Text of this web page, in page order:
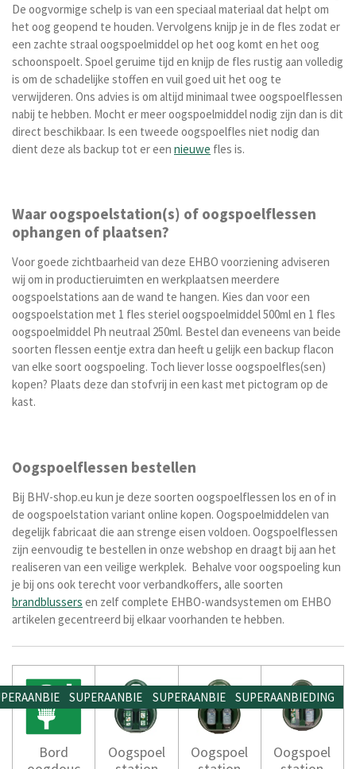
De oogvormige schelp is van een speciaal materiaal dat helpt om
het oog geopend te houden. Vervolgens knijp je in de fles zodat er
een zachte straal oogspoelmiddel op het oog komt en het oog
schoonspoelt. Spoel geruime tijd en knijp de fles rustig aan volledig
is om de schadelijke stoffen en vuil goed uit het oog te
verwijderen. Ons advies is om altijd minimaal twee oogspoelflessen
nabij te hebben. Mocht er meer oogspoelmiddel nodig zijn dan is dit
direct beschikbaar. Is een tweede oogspoelfles niet nodig dan
dient deze als backup tot er een nieuwe fles is.
Waar oogspoelstation(s) of oogspoelflessen
ophangen of plaatsen?
Voor goede zichtbaarheid van deze EHBO voorziening adviseren
wij om in productieruimten en werkplaatsen meerdere
oogspoelstations aan de wand te hangen. Kies dan voor een
oogspoelstation met 1 fles steriel oogspoelmiddel 500ml en 1 fles
oogspoelmiddel Ph neutraal 250ml. Bestel dan eveneens van beide
soorten flessen eentje extra dan heeft u gelijk een backup flacon
van elke soort oogspoeling. Toch liever losse oogspoelfles(sen)
kopen? Plaats deze dan stofvrij in een kast met pictogram op de
kast.
Oogspoelflessen bestellen
Bij BHV-shop.eu kun je deze soorten oogspoelflessen los en of in
de oogspoelstation variant online kopen. Oogspoelmiddelen van
degelijk fabricaat die aan strenge eisen voldoen. Oogspoelflessen
zijn eenvoudig te bestellen in onze webshop en draagt bij aan het
realiseren van een veilige werkplek. Behalve voor oogspoeling kun
je bij ons ook terecht voor verbandkoffers, alle soorten
brandblussers en zelf complete EHBO-wandsystemen om EHBO
artikelen gecentreerd bij elkaar voorhanden te hebben.
Bord
SUPERAANBIEDING
Oogspoel
SUPERAANBIEDING
Oogspoel
SUPERAANBIEDING
Oogspoel